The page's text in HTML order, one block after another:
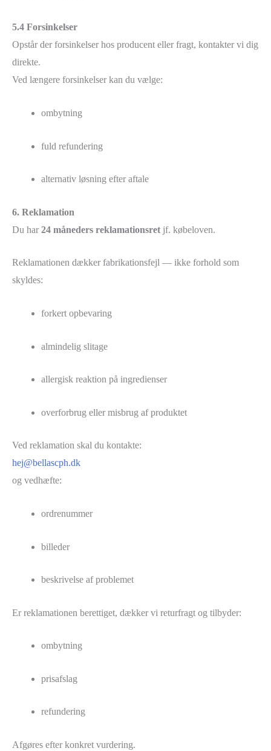
5.4 Forsinkelser
Opstår der forsinkelser hos producent eller fragt, kontakter vi dig
direkte.
Ved længere forsinkelser kan du vælge:
ombytning
fuld refundering
alternativ løsning efter aftale
6. Reklamation
Du har 24 måneders reklamationsret jf. købeloven.
Reklamationen dækker fabrikationsfejl — ikke forhold som
skyldes:
forkert opbevaring
almindelig slitage
allergisk reaktion på ingredienser
overforbrug eller misbrug af produktet
Ved reklamation skal du kontakte:
hej@bellascph.dk
og vedhæfte:
ordrenummer
billeder
beskrivelse af problemet
Er reklamationen berettiget, dækker vi returfragt og tilbyder:
ombytning
prisafslag
refundering
Afgøres efter konkret vurdering.